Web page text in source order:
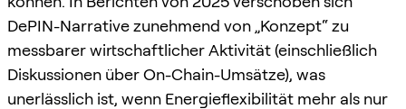
DePIN-Narrative zunehmend von „Konzept“ zu
messbarer wirtschaftlicher Aktivität (einschließlich
Diskussionen über On-Chain-Umsätze), was
unerlässlich ist, wenn Energieflexibilität mehr als nur